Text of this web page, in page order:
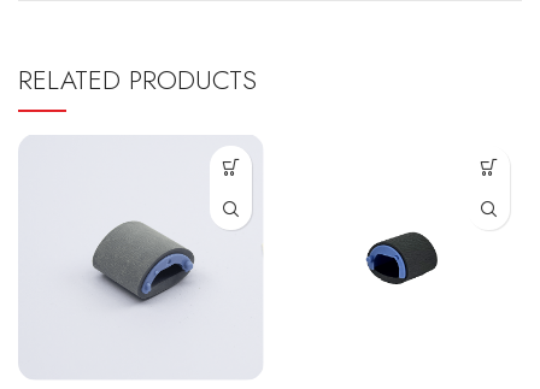
RELATED PRODUCTS